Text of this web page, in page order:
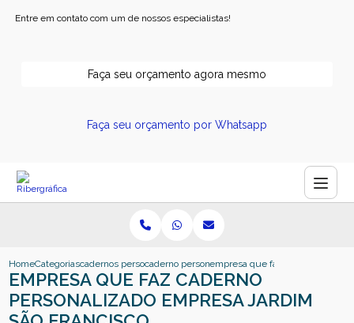
Entre em contato com um de nossos especialistas!
Faça seu orçamento agora mesmo
Faça seu orçamento por Whatsapp
HomeCategoriascadernos personalizadoscaderno personalizado empresa
empresa que faz caderno
EMPRESA QUE FAZ CADERNO
PERSONALIZADO EMPRESA JARDIM